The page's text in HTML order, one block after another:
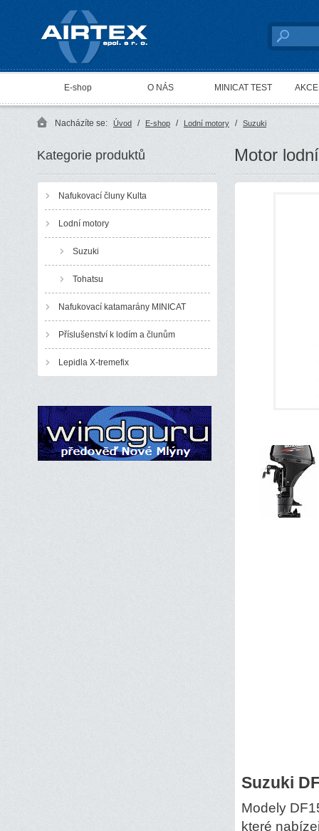
AIRTEX spol. s r. o.
E-shop O NÁS MINICAT TEST
Nacházíte se: Úvod / E-shop / Lodní motory / Suzuki
Kategorie produktů
Nafukovací čluny Kulta
Lodní motory
Suzuki
Tohatsu
Nafukovací katamarány MINICAT
Příslušenství k lodím a člunům
Lepidla X-tremefix
Motor
Suzuki
Modely
které